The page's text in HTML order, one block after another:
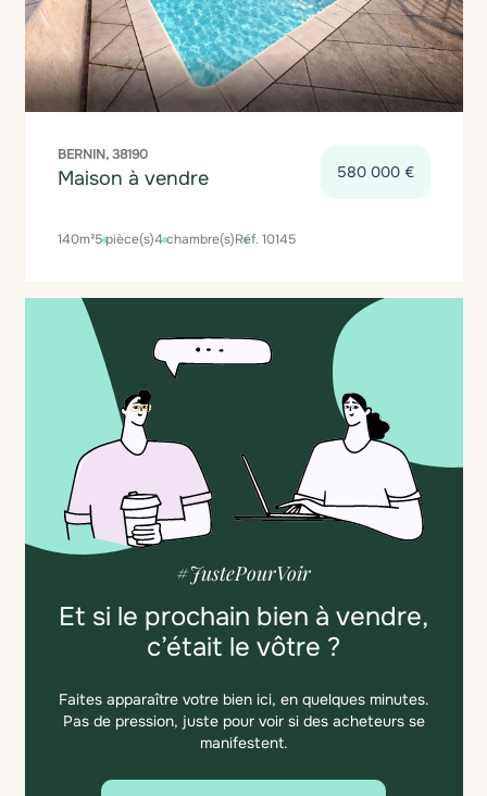
BERNIN, 38190
Maison à vendre 580 000 €
140m²5 pièce(s)4 chambre(s)Réf. 10145
#JustePourVoir
Et si le prochain bien à vendre,
c’était le vôtre ?
Faites apparaître votre bien ici, en quelques minutes.
Pas de pression, juste pour voir si des acheteurs se
manifestent.